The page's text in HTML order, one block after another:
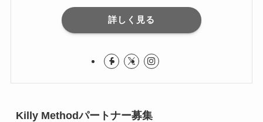
詳しく見る
Killy Methodパートナー募集